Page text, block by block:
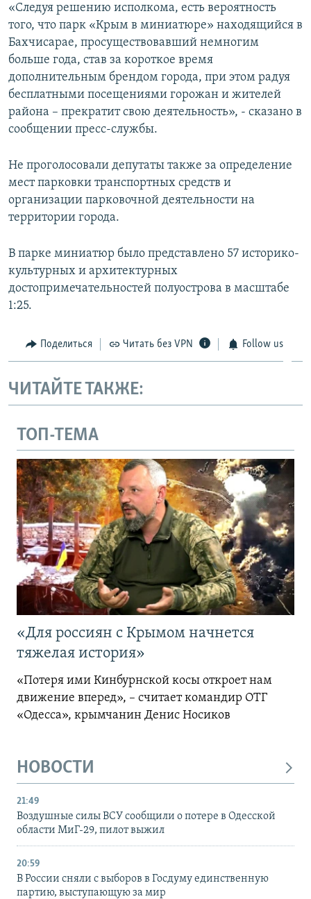
УКРАИНСКАЯ ПРОБЛЕМА КРЫМА
Все сайты RFE/RL
«Следуя решению исполкома, есть вероятность
того, что парк «Крым в миниатюре» находящийся в
Бахчисарае, просуществовавший немногим
больше года, став за короткое время
дополнительным брендом города, при этом радуя
бесплатными посещениями горожан и жителей
района – прекратит свою деятельность», - сказано в
сообщении пресс-службы.
Не проголосовали депутаты также за определение
мест парковки транспортных средств и
организации парковочной деятельности на
территории города.
В парке миниатюр было представлено 57 историко-
культурных и архитектурных
достопримечательностей полуострова в масштабе
1:25.
Поделиться Читать без VPN Follow us
ЧИТАЙТЕ ТАКЖЕ:
ТОП-ТЕМА
«Для россиян с Крымом начнется
тяжелая история»
«Потеря ими Кинбурнской косы откроет нам
движение вперед», – считает командир ОТГ
«Одесса», крымчанин Денис Носиков
НОВОСТИ
21:49
Воздушные силы ВСУ сообщили о потере в Одесской
области МиГ-29, пилот выжил
20:59
В России сняли с выборов в Госдуму единственную
партию, выступающую за мир